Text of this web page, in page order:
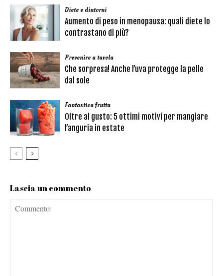
Diete e dintorni
Aumento di peso in menopausa: quali diete lo
contrastano di più?
Prevenire a tavola
Che sorpresa! Anche l’uva protegge la pelle
dal sole
Fantastica frutta
Oltre al gusto: 5 ottimi motivi per mangiare
l’anguria in estate
Lascia un commento